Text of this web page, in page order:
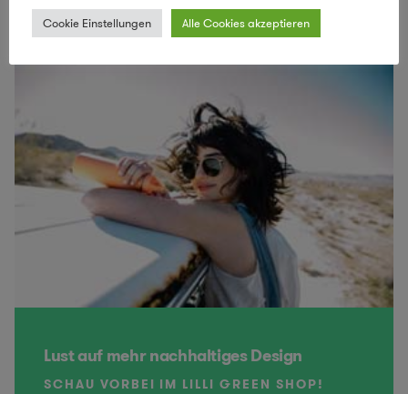
Lust auf mehr nachhaltiges Design
SCHAU VORBEI IM LILLI GREEN SHOP!
Cookie Einstellungen Alle Cookies akzeptieren